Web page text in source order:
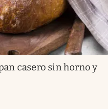
casero sin horno y